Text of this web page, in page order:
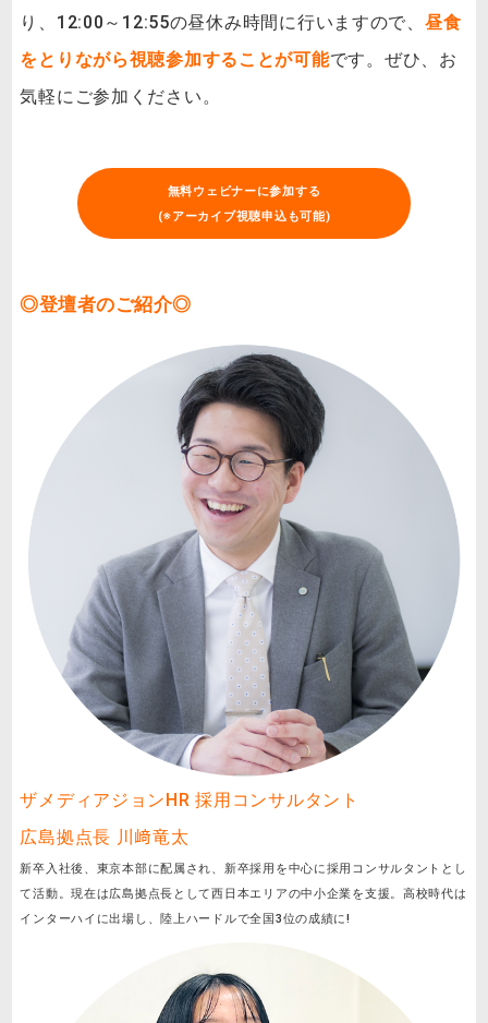
り、12:00～12:55の昼休み時間に行いますので、 昼食
をとりながら視聴参加することが可能です。ぜひ、お
気軽にご参加ください。
無料ウェビナーに参加する
(※アーカイブ視聴申込も可能)
◎登壇者のご紹介◎
ザメディアジョンHR 採用コンサルタント
広島拠点長 川﨑竜太
新卒入社後、東京本部に配属され、新卒採用を中心に採用コンサルタントとし
て活動。現在は広島拠点長として西日本エリアの中小企業を支援。高校時代は
インターハイに出場し、陸上ハードルで全国3位の成績に!